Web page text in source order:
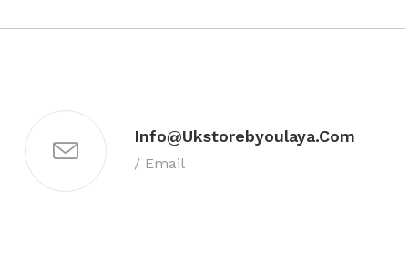
Info@ukstorebyoulaya.com
/ Email